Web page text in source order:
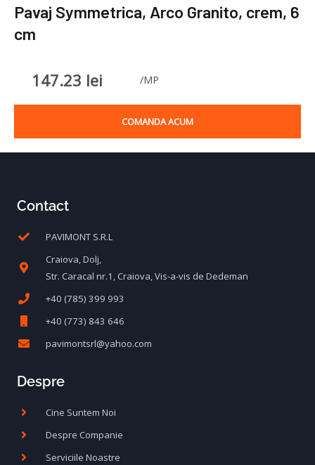
Pavaj Symmetrica, Arco Granito, crem, 6
cm
147.23 lei /MP
COMANDA ACUM
Contact
PAVIMONT S.R.L
Craiova, Dolj,
Str. Caracal nr.1, Craiova, Vis-a-vis de Dedeman
+40 (785) 399 993
+40 (773) 843 646
pavimontsrl@yahoo.com
Despre
Cine Suntem Noi
Despre Companie
Serviciile Noastre